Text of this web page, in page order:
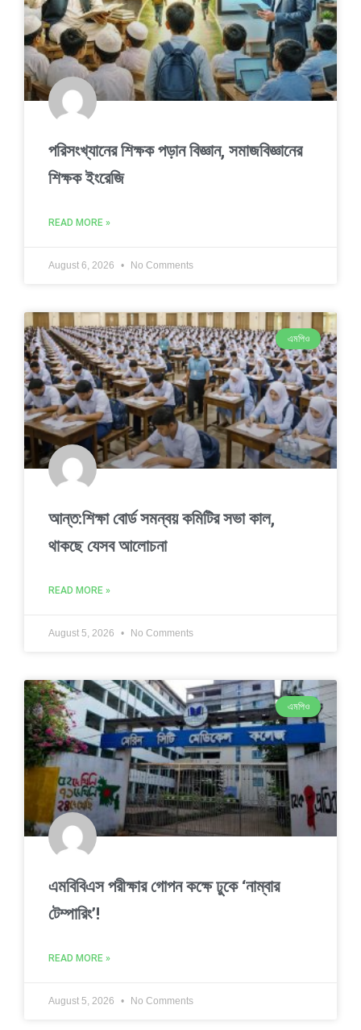
পরিসংখ্যানের শিক্ষক পড়ান বিজ্ঞান, সমাজবিজ্ঞানের
শিক্ষক ইংরেজি
READ MORE »
August 6, 2026 No Comments
এমপিও
আন্ত:শিক্ষা বোর্ড সমন্বয় কমিটির সভা কাল,
থাকছে যেসব আলোচনা
READ MORE »
August 5, 2026 No Comments
এমপিও
এমবিবিএস পরীক্ষার গোপন কক্ষে ঢুকে ‘নাম্বার
টেম্পারিং’!
READ MORE »
August 5, 2026 No Comments